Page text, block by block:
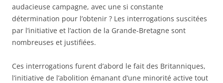
audacieuse campagne, avec une si constante
détermination pour l’obtenir ? Les interrogations suscitées
par l’initiative et l’action de la Grande-Bretagne sont
nombreuses et justifiées.
Ces interrogations furent d’abord le fait des Britanniques,
l’initiative de l’abolition émanant d’une minorité active tout